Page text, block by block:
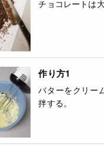
チョコレートは
作り方1
バターをクリー
拌する。